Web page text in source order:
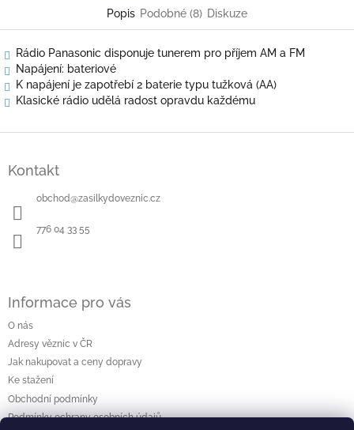
Popis Podobné (8) Diskuze
Rádio Panasonic disponuje tunerem pro příjem AM a FM
Napájení: bateriové
K napájení je zapotřebí 2 baterie typu tužková (AA)
Klasické rádio udělá radost opravdu každému
Kontakt
obchod@zasilkydoveznic.cz
776 04 33 55
Informace pro vás
O nás
Adresy věznic v ČR
Jak nakupovat a ceny dopravy
Ke stažení
Obchodní podmínky
Podmínky ochrany osobních údajů